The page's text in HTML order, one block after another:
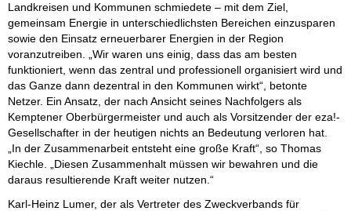
Landkreisen und Kommunen schmiedete – mit dem Ziel,
gemeinsam Energie in unterschiedlichsten Bereichen einzusparen
sowie den Einsatz erneuerbarer Energien in der Region
voranzutreiben. „Wir waren uns einig, dass das am besten
funktioniert, wenn das zentral und professionell organisiert wird und
das Ganze dann dezentral in den Kommunen wirkt“, betonte
Netzer. Ein Ansatz, der nach Ansicht seines Nachfolgers als
Kemptener Oberbürgermeister und auch als Vorsitzender der eza!-
Gesellschafter in der heutigen nichts an Bedeutung verloren hat.
„In der Zusammenarbeit entsteht eine große Kraft“, so Thomas
Kiechle. „Diesen Zusammenhalt müssen wir bewahren und die
daraus resultierende Kraft weiter nutzen.“
Karl-Heinz Lumer, der als Vertreter des Zweckverbands für